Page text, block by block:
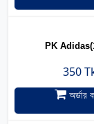
PK
350
অর্ডার